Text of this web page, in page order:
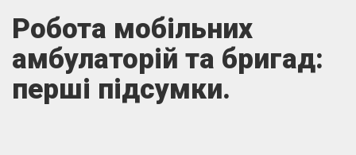
Робота мобільних
амбулаторій та бригад:
перші підсумки.